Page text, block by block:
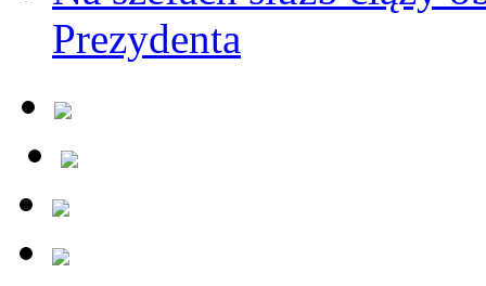
Prezydenta